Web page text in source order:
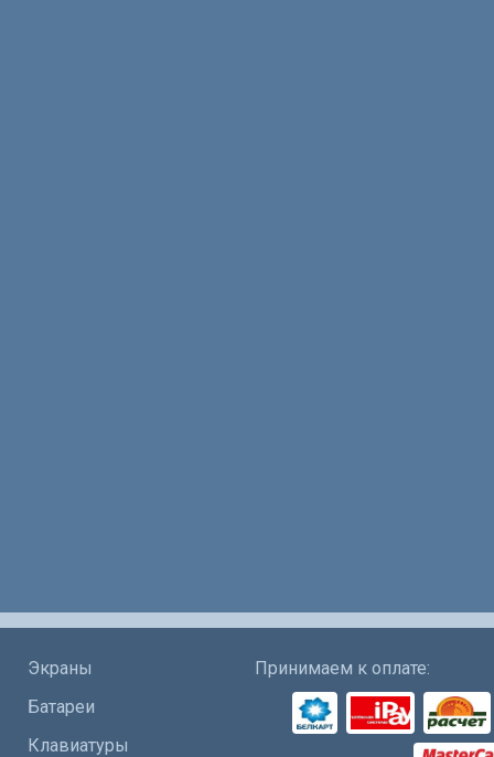
Экраны
Батареи
Клавиатуры
Принимаем к оплате: